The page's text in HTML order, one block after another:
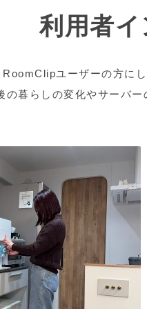
利用者
RoomClipユーザーの方に
の暮らしの変化やサーバ